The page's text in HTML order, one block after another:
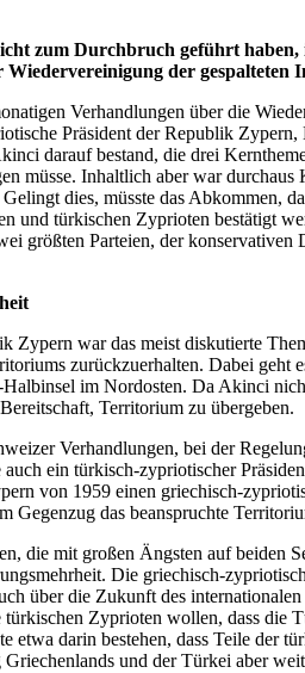
zum Durchbruch geführt
der gespalteten
Verhandlungen über die
Präsident der Republik
darauf bestand, die drei
müsse. Inhaltlich aber war
dies, müsste das Abkommen,
und türkischen Zyprioten bestätigt
größten Parteien, der
war das meist diskutierte
zurückzuerhalten. Dabei
im Nordosten. Da Akinci
Territorium zu übergeben.
Verhandlungen, bei der
ein türkisch-zypriotischer
von 1959 einen griechisch-
Gegenzug das beanspruchte
die mit großen Ängsten auf
Die griechisch-
über die Zukunft des
Zyprioten wollen, dass
etwa darin bestehen, dass Teile der
und der Türkei aber